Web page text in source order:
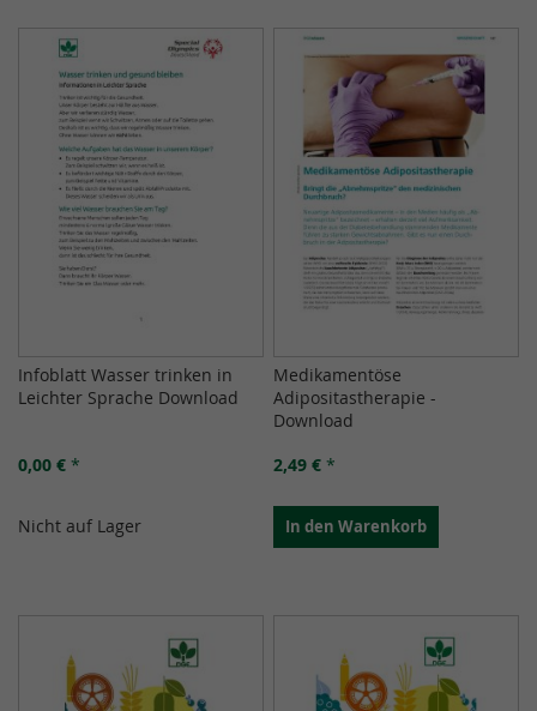
Infoblatt Wasser trinken in
Leichter Sprache Download
0,00 € *
Nicht auf Lager
Medikamentöse
Adipositastherapie -
Download
2,49 € *
In den Warenkorb